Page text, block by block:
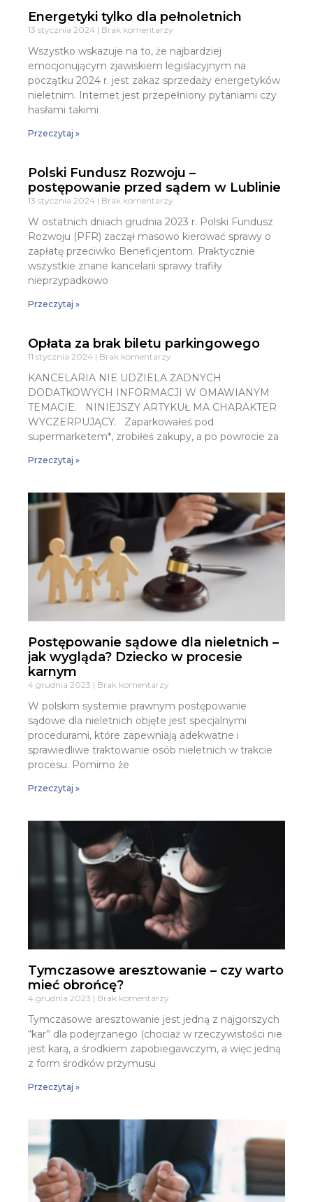
Energetyki tylko dla pełnoletnich
13 stycznia 2024 Brak komentarzy
Wszystko wskazuje na to, że najbardziej
emocjonującym zjawiskiem legislacyjnym na
początku 2024 r. jest zakaz sprzedaży energetyków
nieletnim. Internet jest przepełniony pytaniami czy
hasłami takimi
Przeczytaj »
Polski Fundusz Rozwoju –
postępowanie przed sądem w Lublinie
13 stycznia 2024 Brak komentarzy
W ostatnich dniach grudnia 2023 r. Polski Fundusz
Rozwoju (PFR) zaczął masowo kierować sprawy o
zapłatę przeciwko Beneficjentom. Praktycznie
wszystkie znane kancelarii sprawy trafiły
nieprzypadkowo
Przeczytaj »
Opłata za brak biletu parkingowego
11 stycznia 2024 Brak komentarzy
KANCELARIA NIE UDZIELA ŻADNYCH
DODATKOWYCH INFORMACJI W OMAWIANYM
TEMACIE. NINIEJSZY ARTYKUŁ MA CHARAKTER
WYCZERPUJĄCY. Zaparkowałeś pod
supermarketem*, zrobiłeś zakupy, a po powrocie za
Przeczytaj »
Postępowanie sądowe dla nieletnich –
jak wygląda? Dziecko w procesie
karnym
4 grudnia 2023 Brak komentarzy
W polskim systemie prawnym postępowanie
sądowe dla nieletnich objęte jest specjalnymi
procedurami, które zapewniają adekwatne i
sprawiedliwe traktowanie osób nieletnich w trakcie
procesu. Pomimo że
Przeczytaj »
Tymczasowe aresztowanie – czy warto
mieć obrońcę?
4 grudnia 2023 Brak komentarzy
Tymczasowe aresztowanie jest jedną z najgorszych
“kar” dla podejrzanego (chociaż w rzeczywistości nie
jest karą, a środkiem zapobiegawczym, a więc jedną
z form środków przymusu
Przeczytaj »